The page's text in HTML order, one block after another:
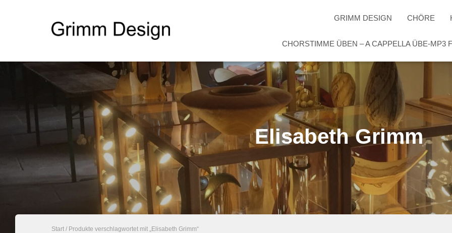
GRIMM DESIGN CHÖRE
CHORSTIMME ÜBEN – A CAPPELLA ÜBE-MP3
Elisabeth Grimm
Start / Produkte verschlagwortet mit „Elisabeth Grimm“